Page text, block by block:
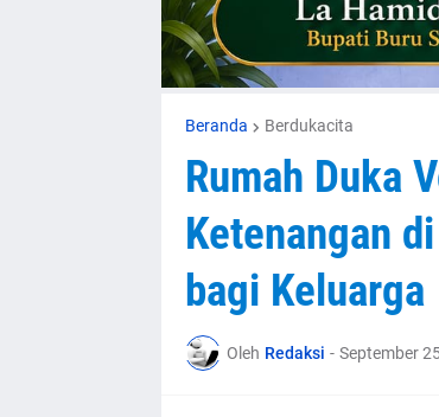
Beranda Berdukacita
Rumah Duka
Ketenangan
bagi Keluarga
Oleh Redaksi - September